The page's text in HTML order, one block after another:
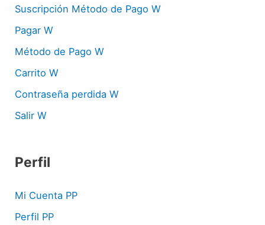
Suscripción Método de Pago W
Pagar W
Método de Pago W
Carrito W
Contraseña perdida W
Salir W
Perfil
Mi Cuenta PP
Perfil PP